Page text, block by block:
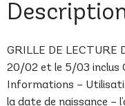
GRILLE DE LECTURE
20/02 et le 5/03 inclus
Informations –
la date de naissance –